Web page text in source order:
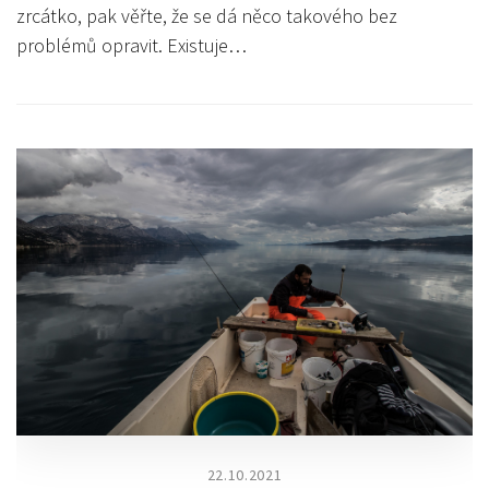
zrcátko, pak věřte, že se dá něco takového bez
problémů opravit. Existuje…
22.10.2021